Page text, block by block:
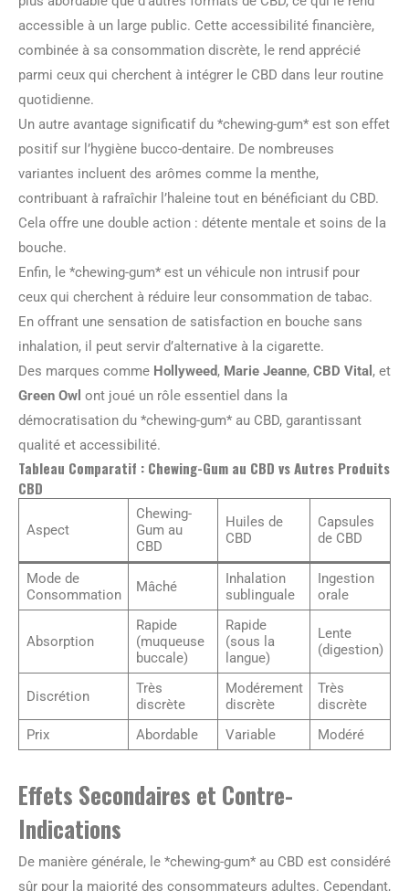
accessible à un large public. Cette accessibilité financière,
combinée à sa consommation discrète, le rend apprécié
parmi ceux qui cherchent à intégrer le CBD dans leur routine
quotidienne.
Un autre avantage significatif du *chewing-gum* est son effet
positif sur l’hygiène bucco-dentaire. De nombreuses
variantes incluent des arômes comme la menthe,
contribuant à rafraîchir l’haleine tout en bénéficiant du CBD.
Cela offre une double action : détente mentale et soins de la
bouche.
Enfin, le *chewing-gum* est un véhicule non intrusif pour
ceux qui cherchent à réduire leur consommation de tabac.
En offrant une sensation de satisfaction en bouche sans
inhalation, il peut servir d’alternative à la cigarette.
Des marques comme Hollyweed, Marie Jeanne, CBD Vital , et
Green Owl ont joué un rôle essentiel dans la
démocratisation du *chewing-gum* au CBD, garantissant
qualité et accessibilité.
Tableau Comparatif : Chewing-Gum au CBD vs Autres Produits
CBD
Aspect
Chewing-
Gum au
CBD
Huiles de
CBD
Capsules
de CBD
Mode de
Consommation
Mâché
Inhalation
sublinguale
Ingestion
orale
Absorption
Rapide
(muqueuse
buccale)
Rapide
(sous la
langue)
Lente
(digestion)
Discrétion
Très
discrète
Modérement
discrète
Très
discrète
Prix
Abordable Variable Modéré
Effets Secondaires et Contre-
Indications
De manière générale, le *chewing-gum* au CBD est considéré
sûr pour la majorité des consommateurs adultes. Cependant,